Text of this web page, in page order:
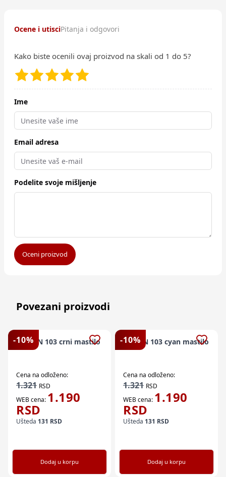
Ocene i utisciPitanja i odgovori
Kako biste ocenili ovaj proizvod na skali od 1 do 5?
Ime
Email adresa
Podelite svoje mišljenje
Oceni proizvod
Povezani proizvodi
-10%
EPSON 103 crni mastilo
Cena na odloženo:
1.321 RSD
WEB cena: 1.190
RSD
Ušteda 131 RSD
Dodaj u korpu
-10%
EPSON 103 cyan mastilo
Cena na odloženo:
1.321 RSD
WEB cena: 1.190
RSD
Ušteda 131 RSD
Dodaj u korpu